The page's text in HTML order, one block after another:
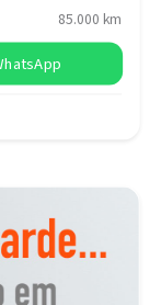
85.000 km